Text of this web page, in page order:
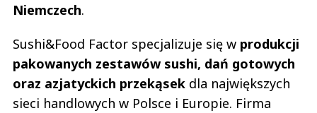
Niemczech.
Sushi&Food Factor specjalizuje się w produkcji
pakowanych zestawów sushi, dań gotowych
oraz azjatyckich przekąsek dla największych
sieci handlowych w Polsce i Europie. Firma